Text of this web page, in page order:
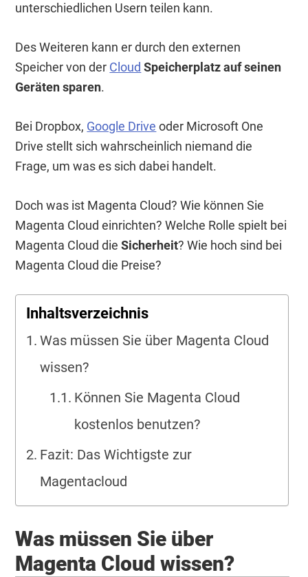
unterschiedlichen Usern teilen kann.
Des Weiteren kann er durch den externen
Speicher von der Cloud Speicherplatz auf seinen
Geräten sparen.
Bei Dropbox, Google Drive oder Microsoft One
Drive stellt sich wahrscheinlich niemand die
Frage, um was es sich dabei handelt.
Doch was ist Magenta Cloud? Wie können Sie
Magenta Cloud einrichten? Welche Rolle spielt bei
Magenta Cloud dieSicherheit? Wie hoch sind bei
Magenta Cloud die Preise?
Inhaltsverzeichnis
Was müssen Sie über Magenta Cloud
wissen?
Können Sie Magenta Cloud
kostenlos benutzen?
Fazit: Das Wichtigste zur
Magentacloud
Was müssen Sie über
Magenta Cloud wissen?